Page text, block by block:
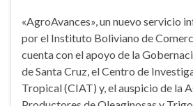
«AgroAvances», un nuevo servicio
por el Instituto Boliviano de
cuenta con el apoyo de la
de Santa Cruz, el Centro de
Tropical (CIAT) y, el auspicio de la